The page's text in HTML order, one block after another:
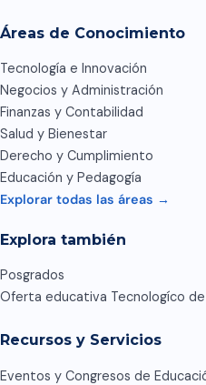
Áreas de Conocimiento
Tecnología e Innovación
Negocios y Administración
Finanzas y Contabilidad
Salud y Bienestar
Derecho y Cumplimiento
Educación y Pedagogía
Explorar todas las áreas →
Explora también
Posgrados
Oferta educativa Tecnologíco
Recursos y Servicios
Eventos y Congresos de